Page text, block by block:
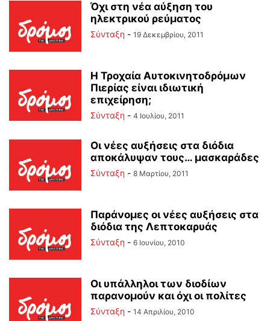
Όχι στη νέα αύξηση του
ηλεκτρικού ρεύματος
Σύνταξη - 19 Δεκεμβρίου, 2011
Η Τροχαία Aυτοκινητοδρόμων
Πιερίας είναι ιδιωτική
επιχείρηση;
Σύνταξη - 4 Ιουλίου, 2011
Οι νέες αυξήσεις στα διόδια
αποκάλυψαν τους… μασκαράδες
Σύνταξη - 8 Μαρτίου, 2011
Παράνομες οι νέες αυξήσεις στα
διόδια της Λεπτοκαρυάς
Σύνταξη - 6 Ιουνίου, 2010
Οι υπάλληλοι των διοδίων
παρανομούν και όχι οι πολίτες
Σύνταξη - 14 Απριλίου, 2010